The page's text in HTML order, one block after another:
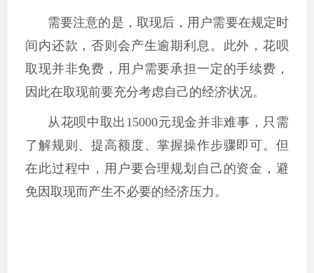
需要注意的是，取现后，用户需要在规定时
间内还款，否则会产生逾期利息。此外，花呗
取现并非免费，用户需要承担一定的手续费，
因此在取现前要充分考虑自己的经济状况。
从花呗中取出15000元现金并非难事，只需
了解规则、提高额度、掌握操作步骤即可。但
在此过程中，用户要合理规划自己的资金，避
免因取现而产生不必要的经济压力。